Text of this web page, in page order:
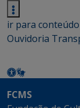
ir para conteúdo
Ouvidoria
FCMS